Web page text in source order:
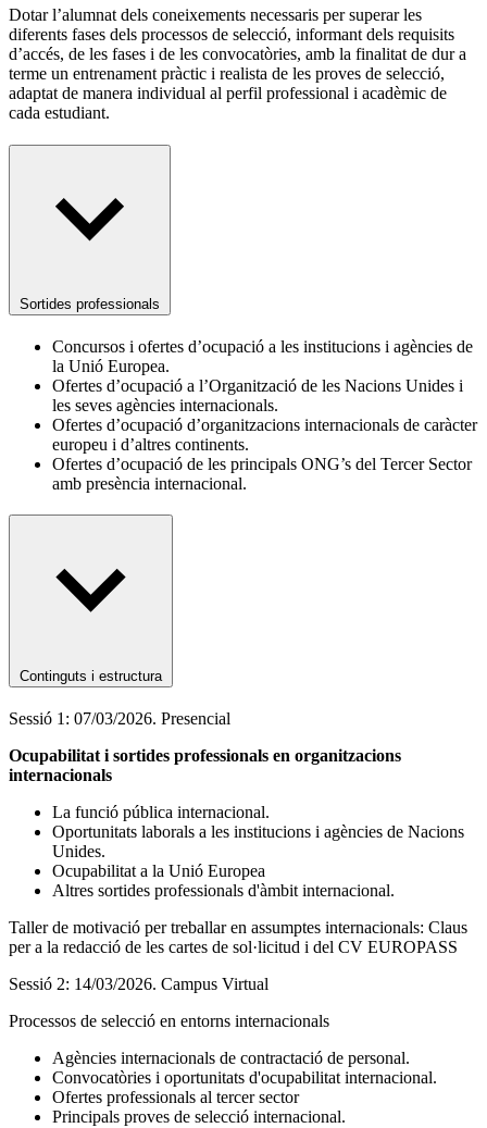
Dotar l’alumnat dels coneixements necessaris per superar les
diferents fases dels processos de selecció, informant dels requisits
d’accés, de les fases i de les convocatòries, amb la finalitat de dur a
terme un entrenament pràctic i realista de les proves de selecció,
adaptat de manera individual al perfil professional i acadèmic de
cada estudiant.
Sortides professionals
Concursos i ofertes d’ocupació a les institucions i agències de
la Unió Europea.
Ofertes d’ocupació a l’Organització de les Nacions Unides i
les seves agències internacionals.
Ofertes d’ocupació d’organitzacions internacionals de caràcter
europeu i d’altres continents.
Ofertes d’ocupació de les principals ONG’s del Tercer Sector
amb presència internacional.
Continguts i estructura
Sessió 1: 07/03/2026. Presencial
Ocupabilitat i sortides professionals en organitzacions
internacionals
La funció pública internacional.
Oportunitats laborals a les institucions i agències de Nacions
Unides.
Ocupabilitat a la Unió Europea
Altres sortides professionals d'àmbit internacional.
Taller de motivació per treballar en assumptes internacionals: Claus
per a la redacció de les cartes de sol·licitud i del CV EUROPASS
Sessió 2: 14/03/2026. Campus Virtual
Processos de selecció en entorns internacionals
Agències internacionals de contractació de personal.
Convocatòries i oportunitats d'ocupabilitat internacional.
Ofertes professionals al tercer sector
Principals proves de selecció internacional.